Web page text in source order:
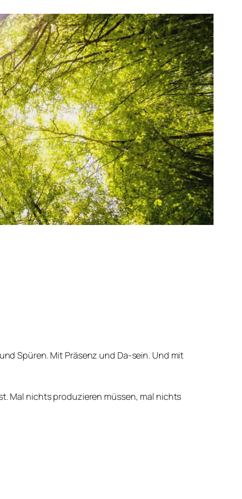
Spüren. Mit Präsenz und Da-sein. Und mit
Mal nichts produzieren müssen, mal nichts